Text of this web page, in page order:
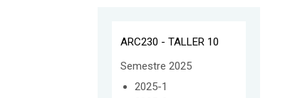
ARC230 - TALLER 10
Semestre 2025
2025-1